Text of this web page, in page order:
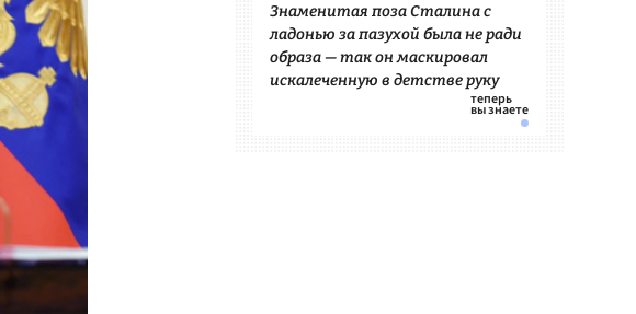
Знаменитая поза Сталина с
ладонью за пазухой была не ради
образа — так он маскировал
искалеченную в детстве руку